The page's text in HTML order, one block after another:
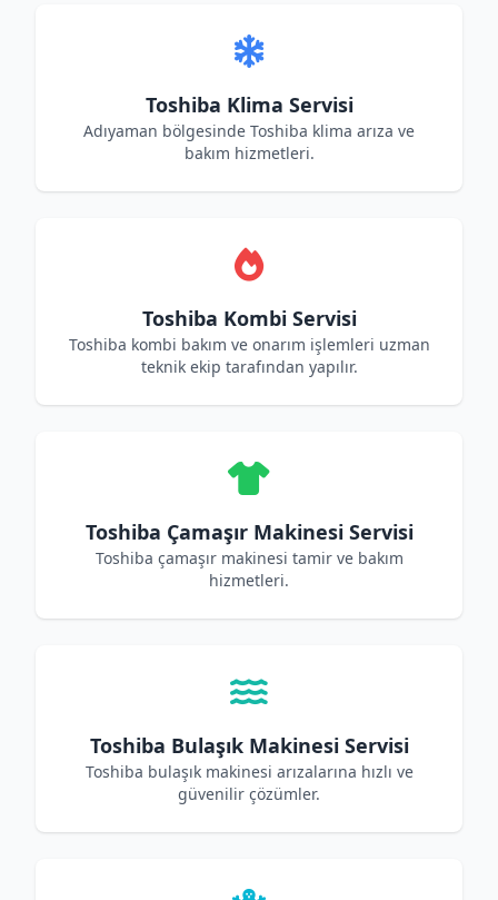
Toshiba Klima Servisi
Adıyaman bölgesinde Toshiba klima arıza ve
bakım hizmetleri.
Toshiba Kombi Servisi
Toshiba kombi bakım ve onarım işlemleri uzman
teknik ekip tarafından yapılır.
Toshiba Çamaşır Makinesi Servisi
Toshiba çamaşır makinesi tamir ve bakım
hizmetleri.
Toshiba Bulaşık Makinesi Servisi
Toshiba bulaşık makinesi arızalarına hızlı ve
güvenilir çözümler.